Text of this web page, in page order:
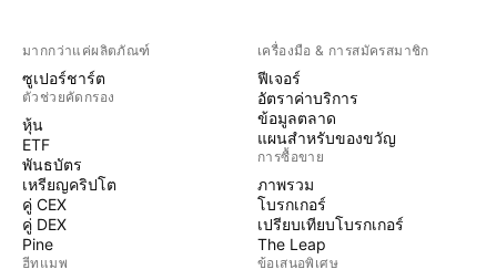
มากกว่าแค่ผลิตภัณฑ์
ซูเปอร์ชาร์ต
ตัวช่วยคัดกรอง
หุ้น
ETF
พันธบัตร
เหรียญคริปโต
คู่ CEX
คู่ DEX
Pine
ฮีทแมพ
เครื่องมือ & การสมัครสมาชิก
ฟีเจอร์
อัตราค่าบริการ
ข้อมูลตลาด
แผนสำหรับของขวัญ
การซื้อขาย
ภาพรวม
โบรกเกอร์
เปรียบเทียบโบรกเกอร์
The Leap
ข้อเสนอพิเศษ